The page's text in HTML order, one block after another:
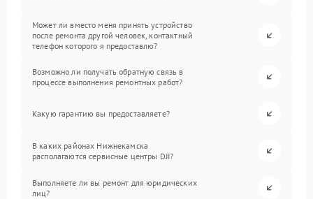
Может ли вместо меня принять устройство
после ремонта другой человек, контактный
телефон которого я предоставлю?
Возможно ли получать обратную связь в
процессе выполнения ремонтных работ?
Какую гарантию вы предоставляете?
В каких районах Нижнекамска
располагаются сервисные центры DJI?
Выполняете ли вы ремонт для юридических
лиц?